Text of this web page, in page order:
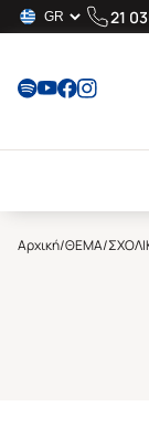
21
Αρχική/ΘΕΜΑ/